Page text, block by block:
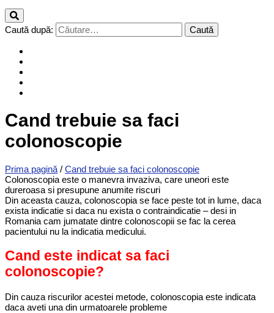
Caută după:
Cand trebuie sa faci
colonoscopie
Prima pagină / Cand trebuie sa faci colonoscopie
Colonoscopia este o manevra invaziva, care uneori este
dureroasa si presupune anumite riscuri
Din aceasta cauza, colonoscopia se face peste tot in lume, daca
exista indicatie si daca nu exista o contraindicatie – desi in
Romania cam jumatate dintre colonoscopii se fac la cerea
pacientului nu la indicatia medicului.
Cand este indicat sa faci
colonoscopie?
Din cauza riscurilor acestei metode, colonoscopia este indicata
daca aveti una din urmatoarele probleme